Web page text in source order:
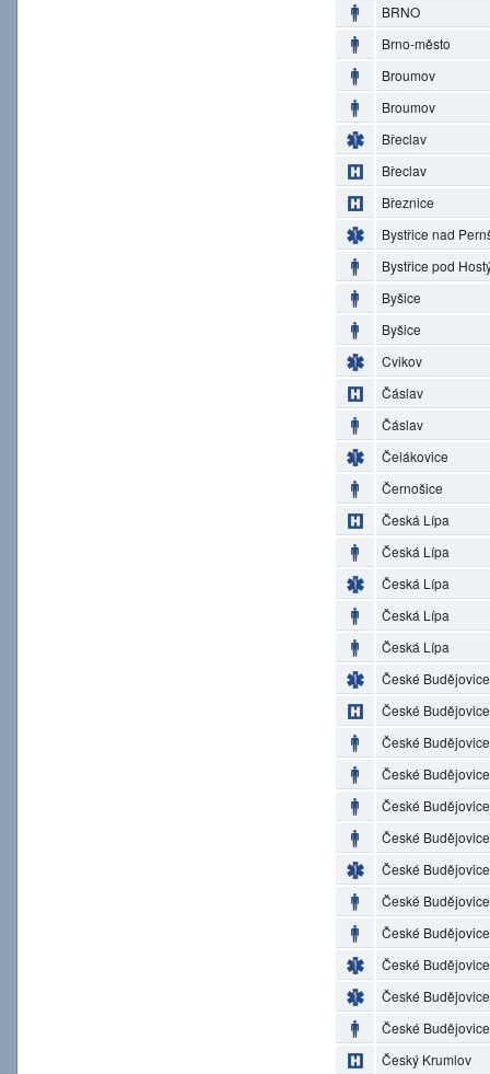
BRNO
Brno-město
Broumov
Broumov
Břeclav
Břeclav
Březnice
Bystřice nad
Bystřice pod
Byšice
Byšice
Cvikov
Čáslav
Čáslav
Čelákovice
Černošice
Česká Lípa
Česká Lípa
Česká Lípa
Česká Lípa
Česká Lípa
České Budějovice
České Budějovice
České Budějovice
České Budějovice
České Budějovice
České Budějovice
České Budějovice
České Budějovice
České Budějovice
České Budějovice
České Budějovice
České Budějovice
Český Krumlov